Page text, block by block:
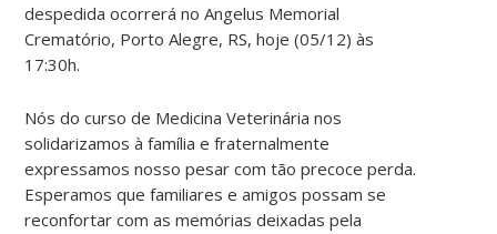
despedida ocorrerá no Angelus Memorial
Crematório, Porto Alegre, RS, hoje (05/12) às
17:30h.
Nós do curso de Medicina Veterinária nos
solidarizamos à família e fraternalmente
expressamos nosso pesar com tão precoce perda.
Esperamos que familiares e amigos possam se
reconfortar com as memórias deixadas pela